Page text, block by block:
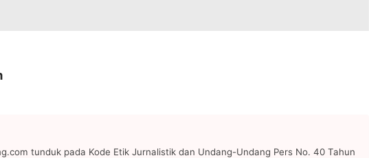
tunduk pada Kode Etik Jurnalistik dan Undang-Undang Pers No. 40 Tahun